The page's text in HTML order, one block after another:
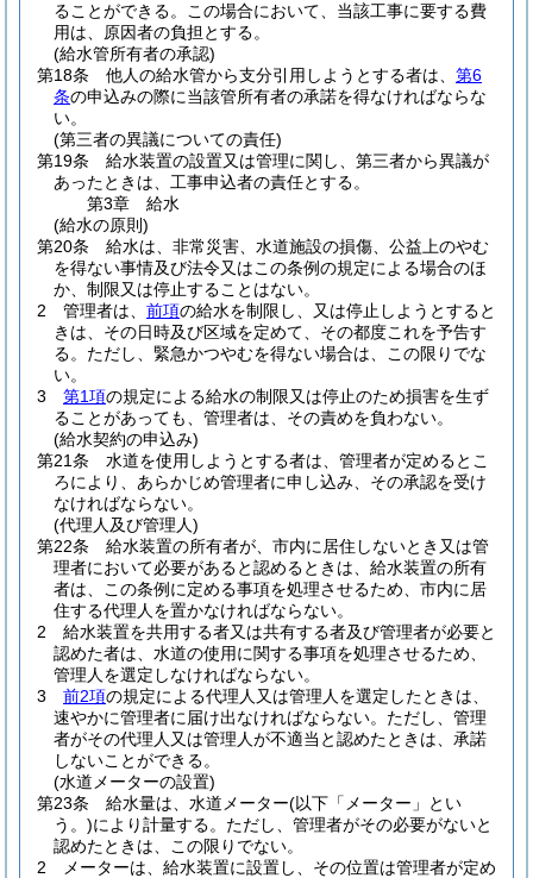
ることができる。
この場合において、当該工事に要する費
用は、原因者の負担とする。
(給水管所有者の承認)
第18条
他人の給水管から支分引用しようとする者は、 第6
条の申込みの際に当該管所有者の承諾を得なければならな
い。
(第三者の異議についての責任)
第19条
給水装置の設置又は管理に関し、第三者から異議が
あったときは、工事申込者の責任とする。
第3章
給水
(給水の原則)
第20条
給水は、非常災害、水道施設の損傷、公益上のやむ
を得ない事情及び法令又はこの条例の規定による場合のほ
か、制限又は停止することはない。
2
管理者は、 前項の給水を制限し、又は停止しようとすると
きは、その日時及び区域を定めて、その都度これを予告す
る。 ただし、緊急かつやむを得ない場合は、この限りでな
い。
3
第1項の規定による給水の制限又は停止のため損害を生ず
ることがあっても、管理者は、その責めを負わない。
(給水契約の申込み)
第21条
水道を使用しようとする者は、管理者が定めるとこ
ろにより、あらかじめ管理者に申し込み、その承認を受け
なければならない。
(代理人及び管理人)
第22条
給水装置の所有者が、市内に居住しないとき又は管
理者において必要があると認めるときは、給水装置の所有
者は、この条例に定める事項を処理させるため、市内に居
住する代理人を置かなければならない。
2
給水装置を共用する者又は共有する者及び管理者が必要と
認めた者は、水道の使用に関する事項を処理させるため、
管理人を選定しなければならない。
3
前2項の規定による代理人又は管理人を選定したときは、
速やかに管理者に届け出なければならない。 ただし、管理
者がその代理人又は管理人が不適当と認めたときは、承諾
しないことができる。
(水道メーターの設置)
第23条
給水量は、水道メーター(以下「メーター」とい
う。)により計量する。 ただし、管理者がその必要がないと
認めたときは、この限りでない。
2
メーターは、給水装置に設置し、その位置は管理者が定め